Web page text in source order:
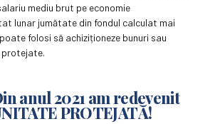
mediu brut pe economie
lunar jumătate din fondul calculat mai
folosi să achiziționeze bunuri sau
protejate.
anul 2021 am redevenit
PROTEJATĂ!